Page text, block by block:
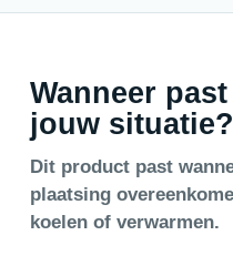
Wanneer
jouw situatie?
Dit product past
plaatsing
koelen of verwarmen.